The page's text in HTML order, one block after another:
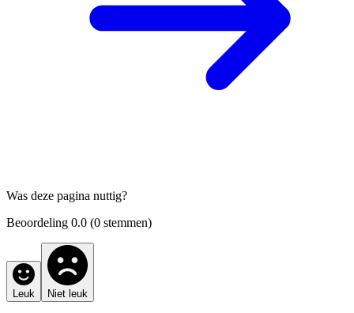
Was deze pagina nuttig?
Beoordeling 0.0 (0 stemmen)
Leuk Niet leuk